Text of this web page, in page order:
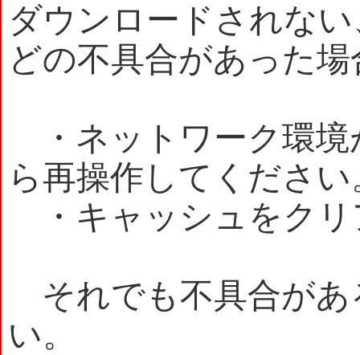
ダウンロードされな
どの不具合があった
・ネットワーク環境
ら再操作してください
・キャッシュをクリ
それでも不具合があ
い。